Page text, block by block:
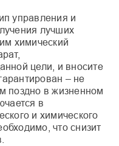
управления и
лучших
химический
цели, и вносите
– не
поздно в жизненном
в
и химического
что снизит